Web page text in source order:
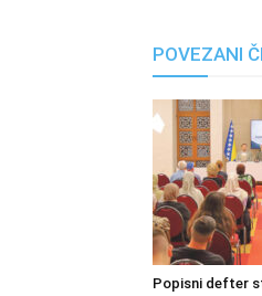
POVEZANI
Popisni defter